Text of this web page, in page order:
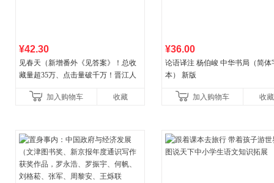
¥42.30
见春天（新增番外《见答案》！总收
藏量超35万、点击量破千万！晋江人
加入购物车
收藏
¥36.00
论语译注 杨伯峻 中华书局（简体
本） 新版
加入购物车 收藏